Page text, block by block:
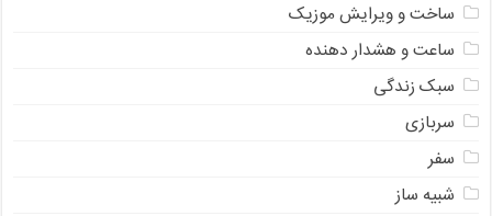
ساخت و ویرایش موزیک
ساعت و هشدار دهنده
سبک زندگی
سربازی
سفر
شبیه ساز